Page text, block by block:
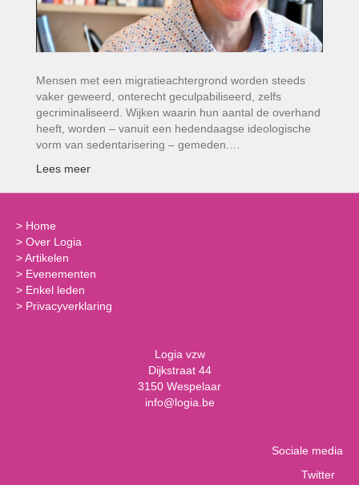
Mensen met een migratieachtergrond worden steeds
vaker geweerd, onterecht geculpabiliseerd, zelfs
gecriminaliseerd. Wijken waarin hun aantal de overhand
heeft, worden – vanuit een hedendaagse ideologische
vorm van sedentarisering – gemeden.…
Lees meer
> Home
> Over Logia
>Artikelen
> Evenementen
> Enkel leden
> Privacyverklaring
Logia vzw
Dijkstraat 44
3150 Wespelaar
info@logia.be
Sociale media
Twitter